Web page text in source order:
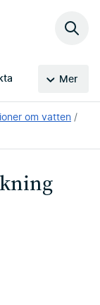
Mer
Sök
om vatten